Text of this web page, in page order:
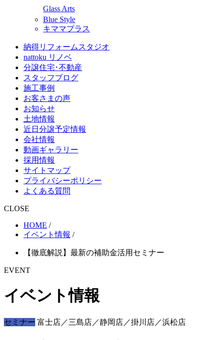
Glass Arts
Blue Style
キママプラス
納得リフォームスタジオ
nattoku リノベ
分譲住宅･不動産
スタッフブログ
施工事例
お客さまの声
お知らせ
土地情報
近日分譲予定情報
会社情報
動画ギャラリー
採用情報
サイトマップ
プライバシーポリシー
よくある質問
CLOSE
HOME /
イベント情報 /
【徹底解説】最新の補助金活用セミナー
EVENT
イベント情報
セミナー 富士店／三島店／静岡店／掛川店／浜松店